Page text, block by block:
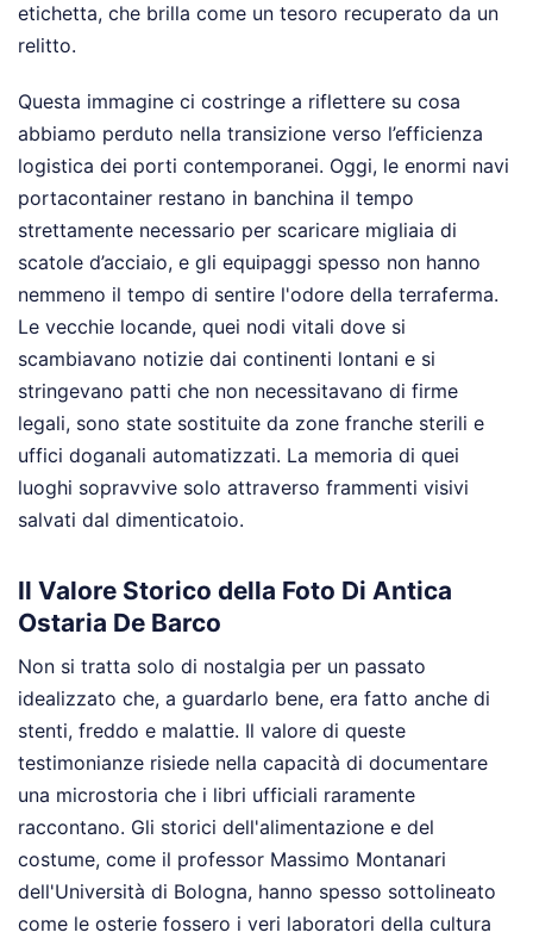
etichetta, che brilla come un tesoro recuperato da un
relitto.
Questa immagine ci costringe a riflettere su cosa
abbiamo perduto nella transizione verso l’efficienza
logistica dei porti contemporanei. Oggi, le enormi navi
portacontainer restano in banchina il tempo
strettamente necessario per scaricare migliaia di
scatole d’acciaio, e gli equipaggi spesso non hanno
nemmeno il tempo di sentire l'odore della terraferma.
Le vecchie locande, quei nodi vitali dove si
scambiavano notizie dai continenti lontani e si
stringevano patti che non necessitavano di firme
legali, sono state sostituite da zone franche sterili e
uffici doganali automatizzati. La memoria di quei
luoghi sopravvive solo attraverso frammenti visivi
salvati dal dimenticatoio.
Il Valore Storico della Foto Di Antica
Ostaria De Barco
Non si tratta solo di nostalgia per un passato
idealizzato che, a guardarlo bene, era fatto anche di
stenti, freddo e malattie. Il valore di queste
testimonianze risiede nella capacità di documentare
una microstoria che i libri ufficiali raramente
raccontano. Gli storici dell'alimentazione e del
costume, come il professor Massimo Montanari
dell'Università di Bologna, hanno spesso sottolineato
come le osterie fossero i veri laboratori della cultura